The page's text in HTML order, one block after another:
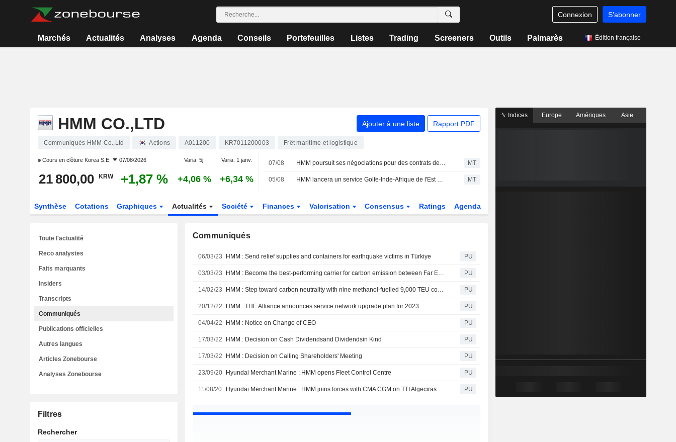
Connexion S'abonner
Marchés Actualités Analyses Agenda Conseils Portefeuilles Listes Trading Screeners Outils Palmarès Édition française
HMM CO.,LTD Ajouter à une liste Rapport PDF
Communiqués HMM Co.,Ltd Actions A011200 KR7011200003 Frêt maritime et logistique
Cours en clôture Korea S.E. 07/08/2026 Varia. 5j. Varia. 1 janv.
21 800,00 KRW +1,87 % +4,06 % +6,34 %
07/08 HMM poursuit ses négociations pour des contrats de transport de vrac à très long terme MT
05/08 HMM lancera un service Golfe-Inde-Afrique de l'Est en septembre MT
Synthèse Cotations Graphiques Actualités Société Finances Valorisation Consensus Ratings Agenda
Communiqués
06/03/23 HMM : Send relief supplies and containers for earthquake victims in Türkiye PU
03/03/23 HMM : Become the best-performing carrier for carbon emission between Far East and U.S. West Coast PU
14/02/23 HMM : Step toward carbon neutrality with nine methanol-fuelled 9,000 TEU containerships PU
20/12/22 HMM : THE Alliance announces service network upgrade plan for 2023 PU
04/04/22 HMM : Notice on Change of CEO PU
17/03/22 HMM : Decision on Cash Dividendsand Dividendsin Kind PU
17/03/22 HMM : Decision on Calling Shareholders' Meeting PU
23/09/20 Hyundai Merchant Marine : HMM opens Fleet Control Centre PU
11/08/20 Hyundai Merchant Marine : HMM joins forces with CMA CGM on TTI Algeciras operation PU
Toute l'actualité
Reco analystes
Faits marquants
Insiders
Transcripts
Communiqués
Publications officielles
Autres langues
Articles Zonebourse
Analyses Zonebourse
Filtres
Rechercher
Indices Europe Amériques Asie